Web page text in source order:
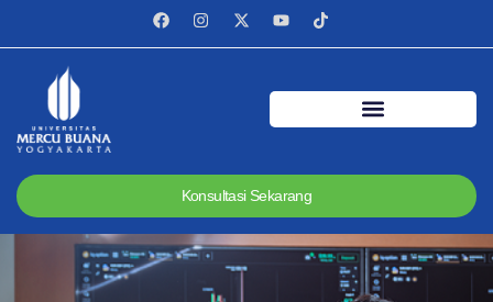
Konsultasi Sekarang